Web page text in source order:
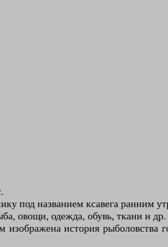
под названием ксавега ранним
овощи, одежда, обувь, ткани и др.
история рыболовства